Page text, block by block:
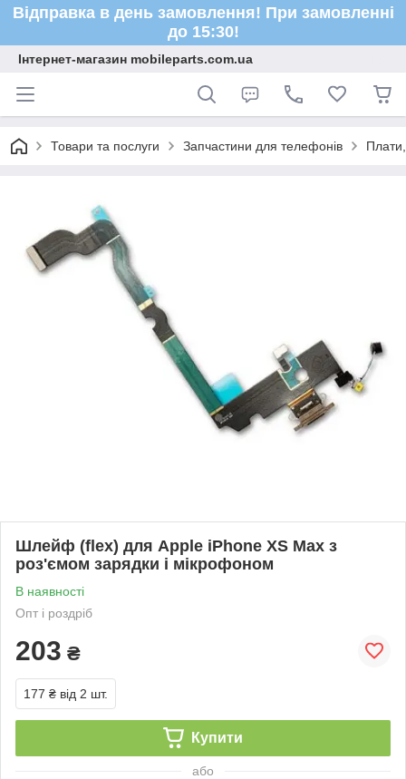
Відправка в день замовлення! При замовленні
до 15:30!
Інтернет-магазин mobileparts.com.ua
Товари та послуги Запчастини для телефонів
Шлейф (flex) для Apple iPhone XS Max з
роз'ємом зарядки і мікрофоном
В наявності
Опт і роздріб
203 ₴
177 ₴ від 2 шт.
Купити
або